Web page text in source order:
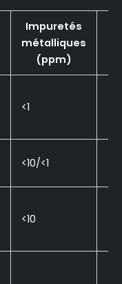
Impuretés
métalliques
(ppm)
<1
<10/<1
<10